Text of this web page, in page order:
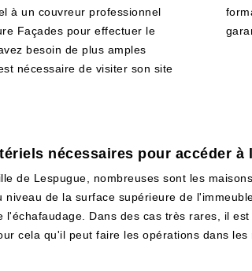
à un couvreur professionnel
Façades pour effectuer le
besoin de plus amples
nécessaire de visiter son site
nécessaires pour accéder
de Lespugue, nombreuses sont les
niveau de la surface supérieure de
l'échafaudage. Dans des cas très rares, il
cela qu'il peut faire les opérations dans les